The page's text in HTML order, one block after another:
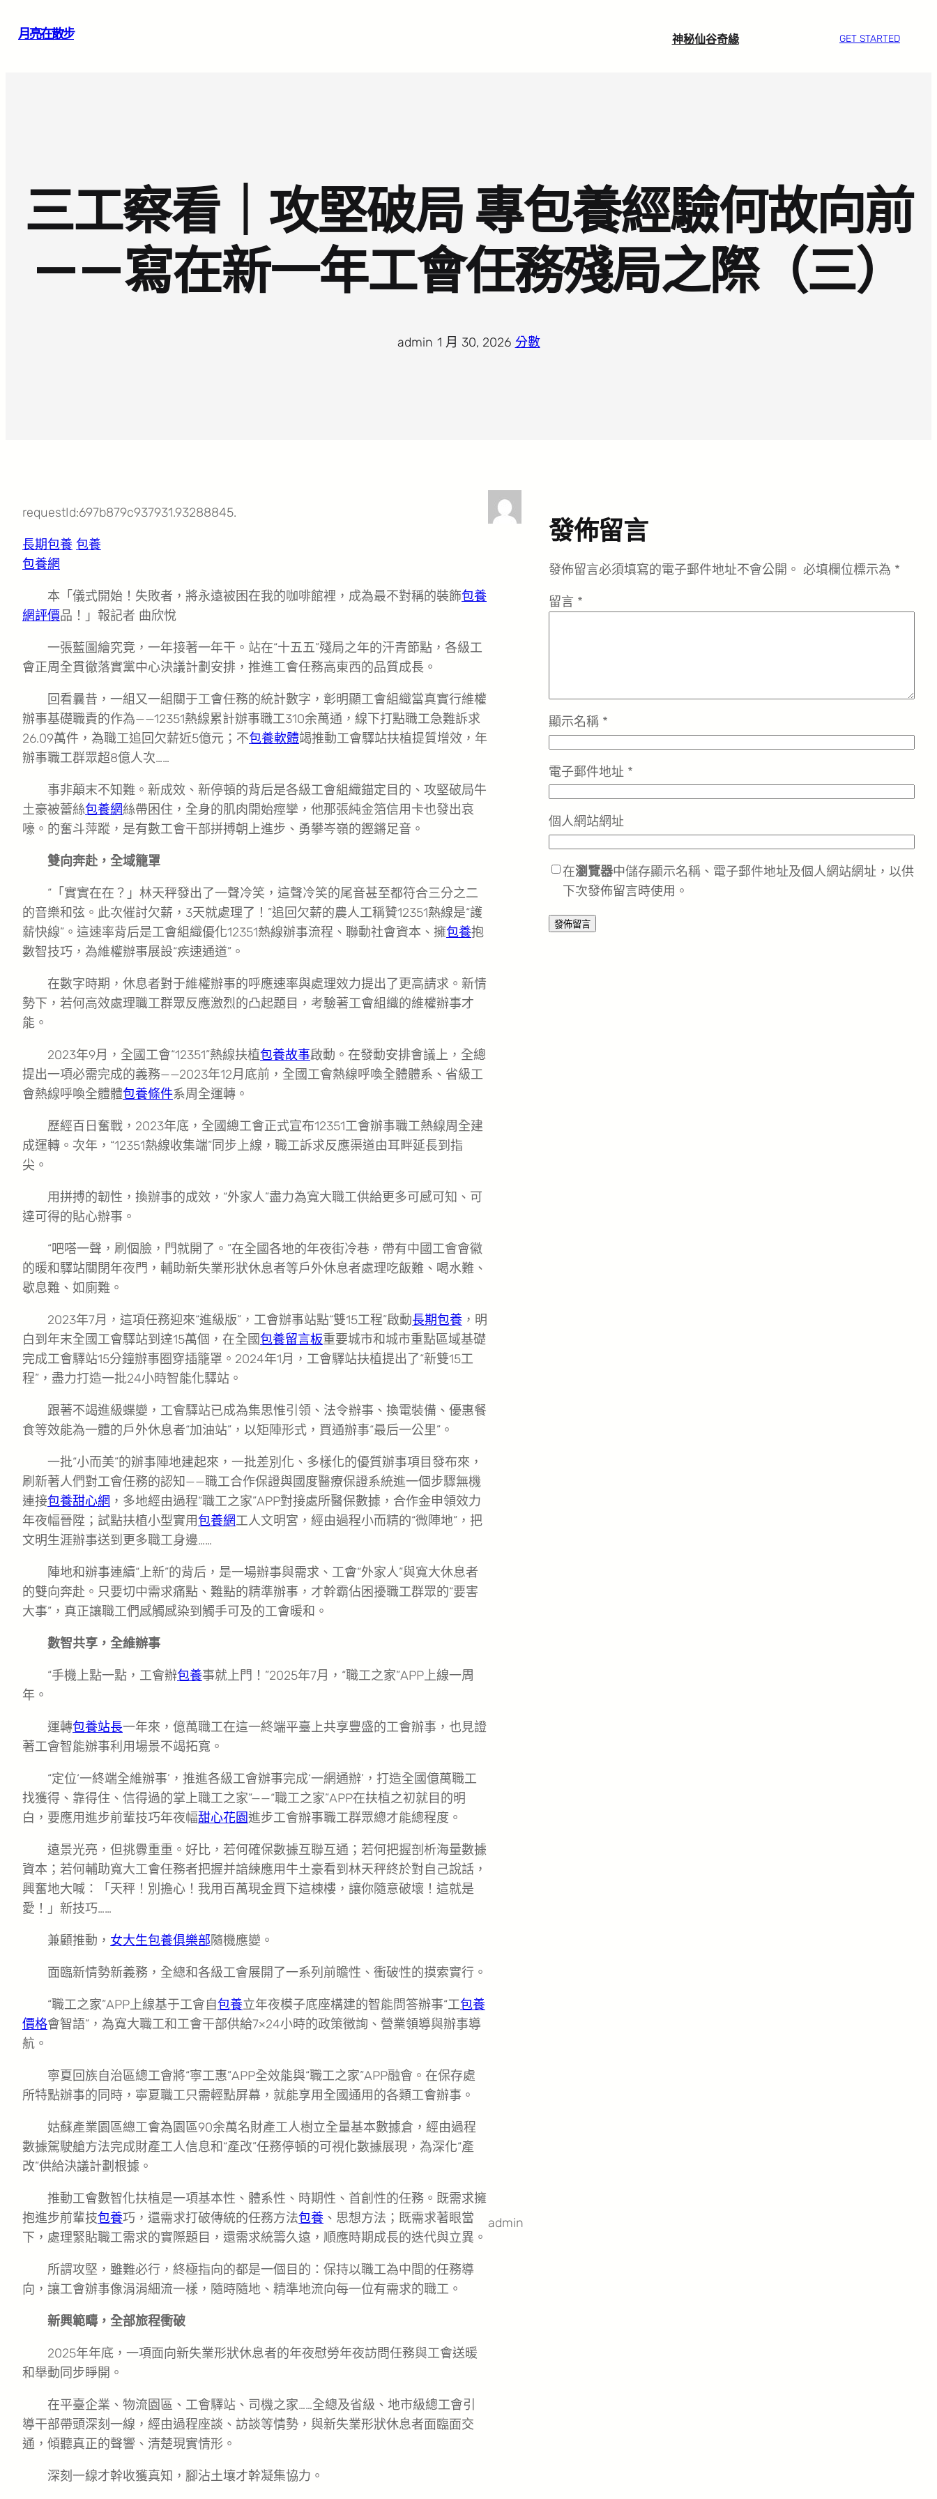
月亮在散步 神秘仙谷奇緣 GET STARTED
三工察看｜攻堅破局 專包養經驗何故向前
——寫在新一年工會任務殘局之際（三）
admin 1 月 30, 2026· 分數
requestId:697b879c937931.93288845.
長期包養 包養
包養網
本「儀式開始！失敗者，將永遠被困在我的咖啡館裡，成為最不對稱的裝飾包養
網評價品！」報記者 曲欣悅
一張藍圖繪究竟，一年接著一年干。站在“十五五”殘局之年的汗青節點，各級工
會正周全貫徹落實黨中心決議計劃安排，推進工會任務高東西的品質成長。
回看曩昔，一組又一組關于工會任務的統計數字，彰明顯工會組織當真實行維權
辦事基礎職責的作為——12351熱線累計辦事職工310余萬通，線下打點職工急難訴求
26.09萬件，為職工追回欠薪近5億元；不包養軟體竭推動工會驛站扶植提質增效，年
辦事職工群眾超8億人次……
事非顛末不知難。新成效、新停頓的背后是各級工會組織錨定目的、攻堅破局牛
土豪被蕾絲包養網絲帶困住，全身的肌肉開始痙攣，他那張純金箔信用卡也發出哀
嚎。的奮斗萍蹤，是有數工會干部拼搏朝上進步、勇攀岑嶺的鏗鏘足音。
雙向奔赴，全域籠罩
“「實實在在？」林天秤發出了一聲冷笑，這聲冷笑的尾音甚至都符合三分之二
的音樂和弦。此次催討欠薪，3天就處理了！”追回欠薪的農人工稱贊12351熱線是“護
薪快線”。這速率背后是工會組織優化12351熱線辦事流程、聯動社會資本、擁包養抱
數智技巧，為維權辦事展設“疾速通道”。
在數字時期，休息者對于維權辦事的呼應速率與處理效力提出了更高請求。新情
勢下，若何高效處理職工群眾反應激烈的凸起題目，考驗著工會組織的維權辦事才
能。
2023年9月，全國工會“12351”熱線扶植包養故事啟動。在發動安排會議上，全總
提出一項必需完成的義務——2023年12月底前，全國工會熱線呼喚全體體系、省級工
會熱線呼喚全體體包養條件系周全運轉。
歷經百日奮戰，2023年底，全國總工會正式宣布12351工會辦事職工熱線周全建
成運轉。次年，“12351熱線收集端”同步上線，職工訴求反應渠道由耳畔延長到指
尖。
用拼搏的韌性，換辦事的成效，“外家人”盡力為寬大職工供給更多可感可知、可
達可得的貼心辦事。
“吧嗒一聲，刷個臉，門就開了。”在全國各地的年夜街冷巷，帶有中國工會會徽
的暖和驛站關閉年夜門，輔助新失業形狀休息者等戶外休息者處理吃飯難、喝水難、
歇息難、如廁難。
2023年7月，這項任務迎來“進級版”，工會辦事站點“雙15工程”啟動長期包養 ，明
白到年末全國工會驛站到達15萬個，在全國包養留言板重要城市和城市重點區域基礎
完成工會驛站15分鐘辦事圈穿插籠罩。2024年1月，工會驛站扶植提出了“新雙15工
程”，盡力打造一批24小時智能化驛站。
跟著不竭進級蝶變，工會驛站已成為集思惟引領、法令辦事、換電裝備、優惠餐
食等效能為一體的戶外休息者“加油站”，以矩陣形式，買通辦事“最后一公里”。
一批“小而美”的辦事陣地建起來，一批差別化、多樣化的優質辦事項目發布來，
刷新著人們對工會任務的認知——職工合作保證與國度醫療保證系統進一個步驟無機
連接包養甜心網 ，多地經由過程“職工之家”APP對接處所醫保數據，合作金申領效力
年夜幅晉陞；試點扶植小型實用包養網工人文明宮，經由過程小而精的“微陣地”，把
文明生涯辦事送到更多職工身邊……
陣地和辦事連續“上新”的背后，是一場辦事與需求、工會“外家人”與寬大休息者
的雙向奔赴。只要切中需求痛點、難點的精準辦事，才幹霸佔困擾職工群眾的“要害
大事”，真正讓職工們感觸感染到觸手可及的工會暖和。
數智共享，全維辦事
“手機上點一點，工會辦包養事就上門！”2025年7月，“職工之家”APP上線一周
年。
運轉包養站長一年來，億萬職工在這一終端平臺上共享豐盛的工會辦事，也見證
著工會智能辦事利用場景不竭拓寬。
“定位‘一終端全維辦事’，推進各級工會辦事完成‘一網通辦’，打造全國億萬職工
找獲得、靠得住、信得過的掌上職工之家”——“職工之家”APP在扶植之初就目的明
白，要應用進步前輩技巧年夜幅甜心花園進步工會辦事職工群眾總才能總程度。
遠景光亮，但挑釁重重。好比，若何確保數據互聯互通；若何把握剖析海量數據
資本；若何輔助寬大工會任務者把握并諳練應用牛土豪看到林天秤終於對自己說話，
興奮地大喊：「天秤！別擔心！我用百萬現金買下這棟樓，讓你隨意破壞！這就是
愛！」新技巧……
兼顧推動， 女大生包養俱樂部隨機應變。
面臨新情勢新義務，全總和各級工會展開了一系列前瞻性、衝破性的摸索實行。
“職工之家”APP上線基于工會自包養立年夜模子底座構建的智能問答辦事“工包養
價格會智語”，為寬大職工和工會干部供給7×24小時的政策徵詢、營業領導與辦事導
航。
寧夏回族自治區總工會將“寧工惠”APP全效能與“職工之家”APP融會。在保存處
所特點辦事的同時，寧夏職工只需輕點屏幕，就能享用全國通用的各類工會辦事。
姑蘇產業園區總工會為園區90余萬名財產工人樹立全量基本數據倉，經由過程
數據駕駛艙方法完成財產工人信息和“產改”任務停頓的可視化數據展現，為深化“產
改”供給決議計劃根據。
推動工會數智化扶植是一項基本性、體系性、時期性、首創性的任務。既需求擁
抱進步前輩技包養巧，還需求打破傳統的任務方法包養 、思想方法；既需求著眼當
下，處理緊貼職工需求的實際題目，還需求統籌久遠，順應時期成長的迭代與立異。
所謂攻堅，雖難必行，終極指向的都是一個目的：保持以職工為中間的任務導
向，讓工會辦事像涓涓細流一樣，隨時隨地、精準地流向每一位有需求的職工。
新興範疇，全部旅程衝破
2025年年底，一項面向新失業形狀休息者的年夜慰勞年夜訪問任務與工會送暖
和舉動同步睜開。
在平臺企業、物流園區、工會驛站、司機之家……全總及省級、地市級總工會引
導干部帶頭深刻一線，經由過程座談、訪談等情勢，與新失業形狀休息者面臨面交
通，傾聽真正的聲響、清楚現實情形。
深刻一線才幹收獲真知，腳沾土壤才幹凝集協力。
admin
發佈留言
發佈留言必須填寫的電子郵件地址不會公開。 必填欄位標示為 *
留言 *
顯示名稱 *
電子郵件地址 *
個人網站網址
在瀏覽器中儲存顯示名稱、電子郵件地址及個人網站網址，以供
下次發佈留言時使用。